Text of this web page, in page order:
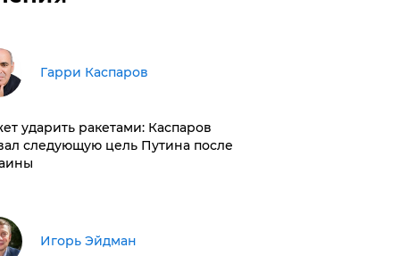
Гарри Каспаров
ударить ракетами: Каспаров
следующую цель Путина после
Игорь Эйдман